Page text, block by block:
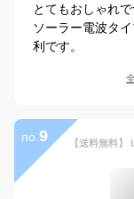
とてもおしゃれ
ソーラー電波タ
利です。
no. 9